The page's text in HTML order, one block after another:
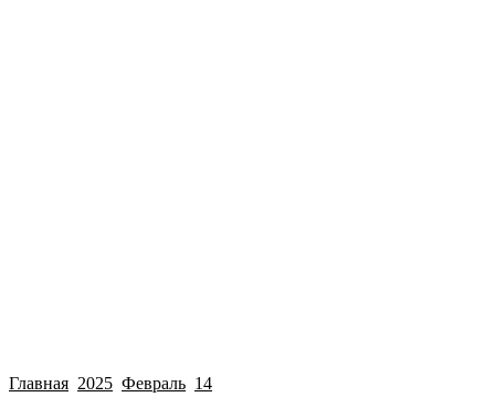
Главная 2025 Февраль 14